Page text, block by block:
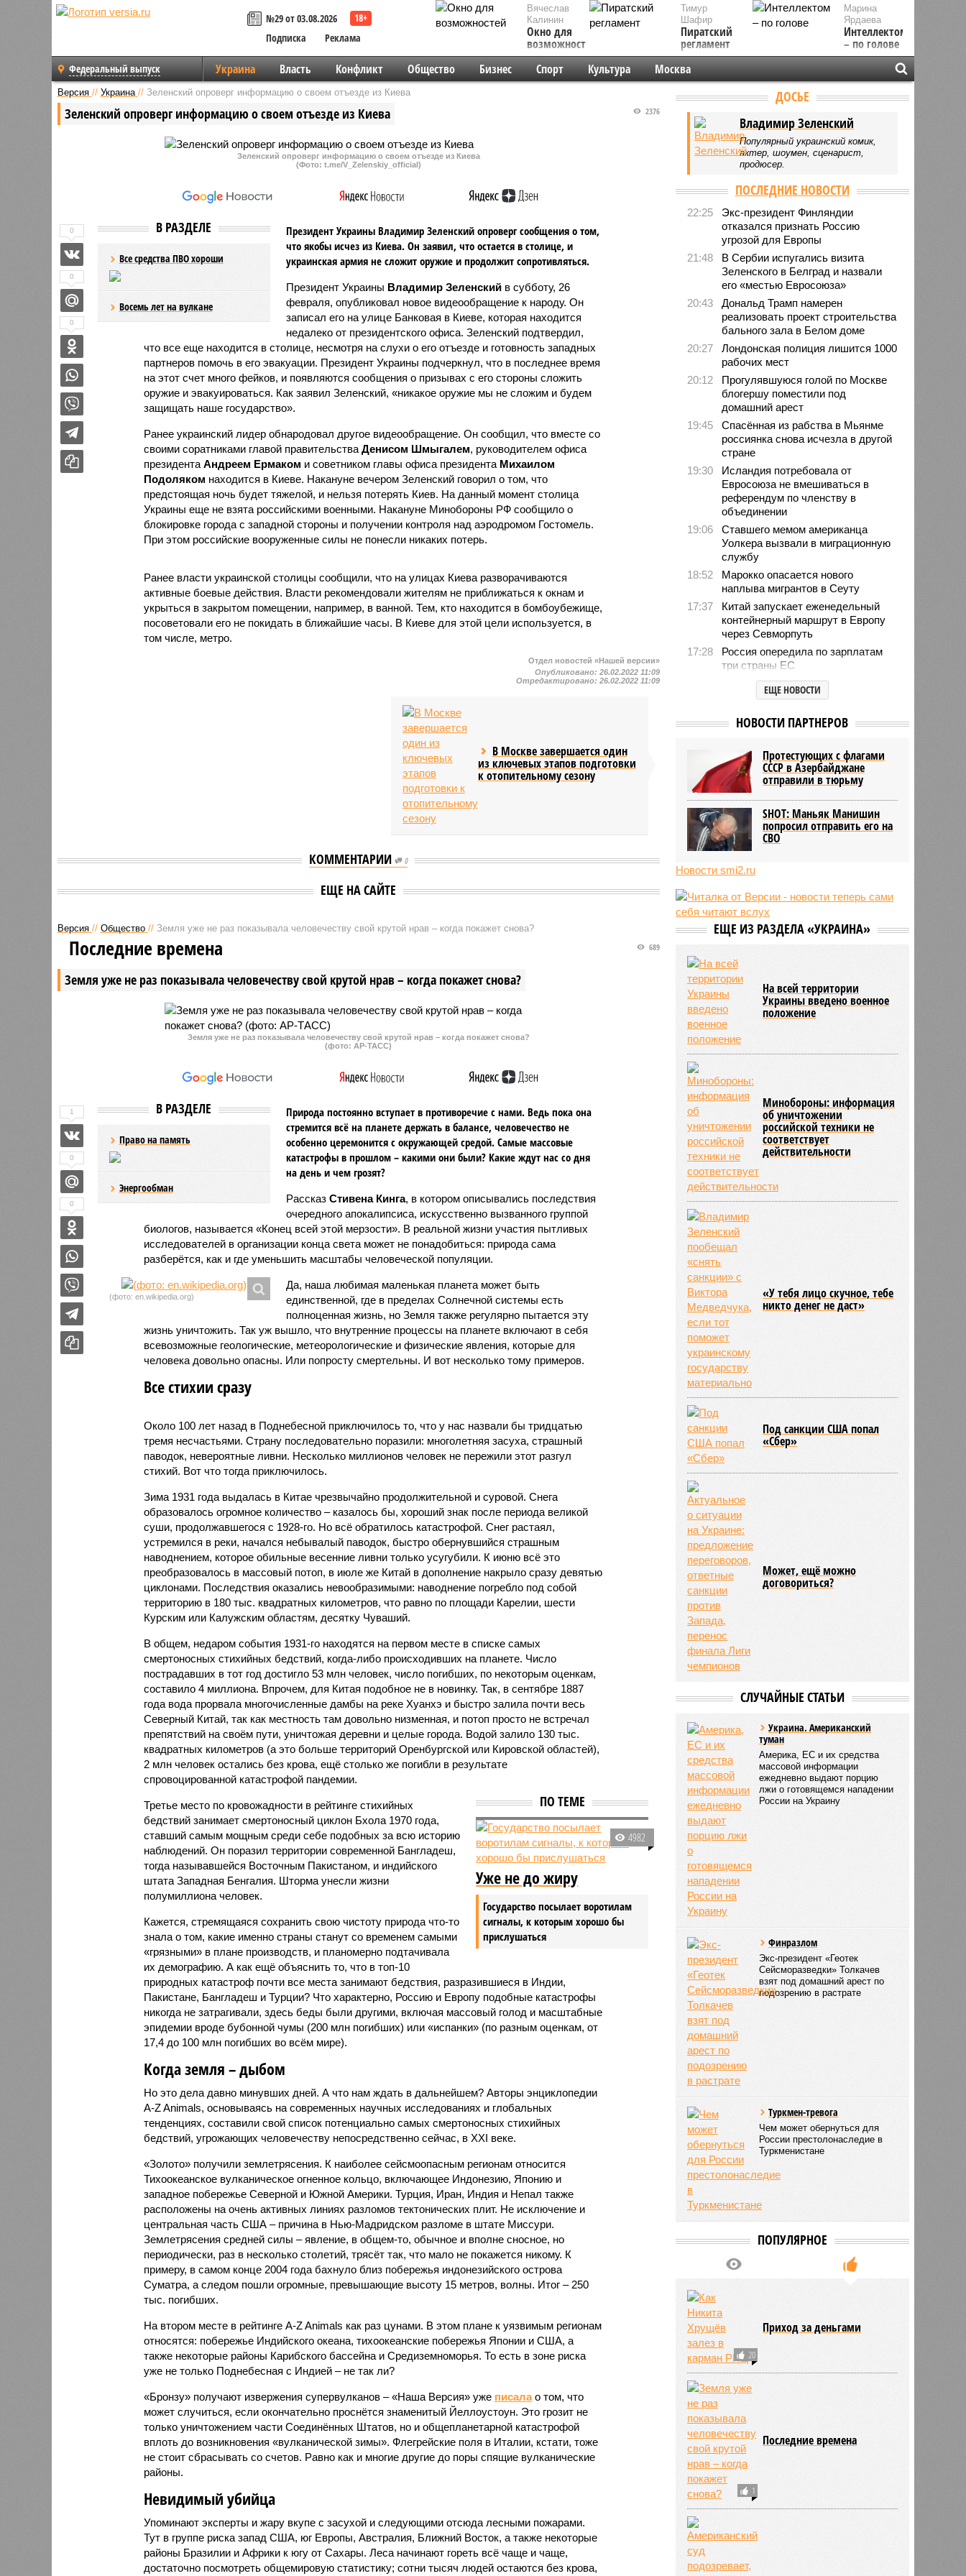
№29 от 03.08.2026
Подписка
Реклама
Вячеслав
Калинин
Окно для
возможностей
Марина
Ярдаева
Интеллектом
– по голове
Тимур
Шафир
Пиратский
регламент
Федеральный выпуск Украина Власть Конфликт Общество Бизнес Спорт Культура Москва
Версия // Украина // Зеленский опроверг информацию о своем отъезде из Киева
Зеленский опроверг информацию о своем отъезде из Киева 2376
Зеленский опроверг информацию о своем отъезде из Киева
(Фото: t.me/V_Zelenskiy_official)
В РАЗДЕЛЕ
Все средства ПВО хороши
Восемь лет на вулкане
Президент Украины Владимир Зеленский опроверг сообщения о том,
что якобы исчез из Киева. Он заявил, что остается в столице, и
украинская армия не сложит оружие и продолжит сопротивляться.
Президент Украины Владимир Зеленскийв субботу, 26
февраля, опубликовал новое видеообращение к народу. Он
записал его на улице Банковая в Киеве, которая находится
недалеко от президентского офиса. Зеленский подтвердил,
что все еще находится в столице, несмотря на слухи о его отъезде и готовность западных
партнеров помочь в его эвакуации. Президент Украины подчеркнул, что в последнее время
на этот счет много фейков, и появляются сообщения о призывах с его стороны сложить
оружие и эвакуироваться. Как заявил Зеленский, «никакое оружие мы не сложим и будем
защищать наше государство».
Ранее украинский лидер обнародовал другое видеообращение. Он сообщил, что вместе со
своими соратниками главой правительства Денисом Шмыгалем, руководителем офиса
президента Андреем Ермаком и советником главы офиса президента Михаилом
Подоляком находится в Киеве. Накануне вечером Зеленский говорил о том, что
предстоящая ночь будет тяжелой, и нельзя потерять Киев. На данный момент столица
Украины еще не взята российскими военными. Накануне Минобороны РФ сообщило о
блокировке города с западной стороны и получении контроля над аэродромом Гостомель.
При этом российские вооруженные силы не понесли никаких потерь.
Ранее власти украинской столицы сообщили, что на улицах Киева разворачиваются
активные боевые действия. Власти рекомендовали жителям не приближаться к окнам и
укрыться в закрытом помещении, например, в ванной. Тем, кто находится в бомбоубежище,
посоветовали его не покидать в ближайшие часы. В Киеве для этой цели используется, в
том числе, метро.
0
0
0
Отдел новостей «Нашей версии»
Опубликовано:26.02.2022 11:09
Отредактировано:26.02.2022 11:09
В Москве завершается один
из ключевых этапов подготовки
к отопительному сезону
КОММЕНТАРИИ 0
ЕЩЕ НА САЙТЕ
Версия // Общество // Земля уже не раз показывала человечеству свой крутой нрав – когда покажет снова?
Земля уже не раз показывала человечеству свой крутой нрав – когда покажет снова?
689
Последние времена
Земля уже не раз показывала человечеству свой крутой нрав – когда покажет снова?
(фото: АР-ТАСС)
В РАЗДЕЛЕ
Право на память
Энергообман
Природа постоянно вступает в противоречие с нами. Ведь пока она
стремится всё на планете держать в балансе, человечество не
особенно церемонится с окружающей средой. Самые массовые
катастрофы в прошлом – какими они были? Какие ждут нас со дня
на день и чем грозят?
Рассказ Стивена Кинга, в котором описывались последствия
очередного апокалипсиса, искусственно вызванного группой
биологов, называется «Конец всей этой мерзости». В реальной жизни участия пытливых
исследователей в организации конца света может не понадобиться: природа сама
разберётся, как и где уменьшить масштабы человеческой популяции.
(фото: en.wikipedia.org)
Да, наша любимая маленькая планета может быть
единственной, где в пределах Солнечной системы есть
полноценная жизнь, но Земля также регулярно пытается эту
жизнь уничтожить. Так уж вышло, что внутренние процессы на планете включают в себя
всевозможные геологические, метеорологические и физические явления, которые для
человека довольно опасны. Или попросту смертельны. И вот несколько тому примеров.
Все стихии сразу
Около 100 лет назад в Поднебесной приключилось то, что у нас назвали бы тридцатью
тремя несчастьями. Страну последовательно поразили: многолетняя засуха, страшный
паводок, невероятные ливни. Несколько миллионов человек не пережили этот разгул
стихий. Вот что тогда приключилось.
Зима 1931 года выдалась в Китае чрезвычайно продолжительной и суровой. Снега
образовалось огромное количество – казалось бы, хороший знак после периода великой
суши, продолжавшегося с 1928-го. Но всё обратилось катастрофой. Снег растаял,
устремился в реки, начался небывалый паводок, быстро обернувшийся страшным
наводнением, которое обильные весенние ливни только усугубили. К июню всё это
преобразовалось в массовый потоп, в июле же Китай в дополнение накрыло сразу девятью
циклонами. Последствия оказались невообразимыми: наводнение погребло под собой
территорию в 180 тыс. квадратных километров, что равно по площади Карелии, шести
Курским или Калужским областям, десятку Чуваший.
В общем, недаром события 1931-го находятся на первом месте в списке самых
смертоносных стихийных бедствий, когда-либо происходивших на планете. Число
пострадавших в тот год достигло 53 млн человек, число погибших, по некоторым оценкам,
составило 4 миллиона. Впрочем, для Китая подобное не в новинку. Так, в сентябре 1887
года вода прорвала многочисленные дамбы на реке Хуанхэ и быстро залила почти весь
Северный Китай, так как местность там довольно низменная, и потоп просто не встречал
препятствий на своём пути, уничтожая деревни и целые города. Водой залило 130 тыс.
квадратных километров (а это больше территорий Оренбургской или Кировской областей),
2 млн человек остались без крова, ещё столько же погибли в результате
спровоцированной катастрофой пандемии.
ПО ТЕМЕ
4982
Уже не до жиру
Государство посылает воротилам
сигналы, к которым хорошо бы
прислушаться
Третье место по кровожадности в рейтинге стихийных
бедствий занимает смертоносный циклон Бхола 1970 года,
ставший самым мощным среди себе подобных за всю историю
наблюдений. Он поразил территории современной Бангладеш,
тогда называвшейся Восточным Пакистаном, и индийского
штата Западная Бенгалия. Шторма унесли жизни
полумиллиона человек.
Кажется, стремящаяся сохранить свою чистоту природа что-то
знала о том, какие именно страны станут со временем самыми
«грязными» в плане производств, и планомерно подтачивала
их демографию. А как ещё объяснить то, что в топ-10
природных катастроф почти все места занимают бедствия, разразившиеся в Индии,
Пакистане, Бангладеш и Турции? Что характерно, Россию и Европу подобные катастрофы
никогда не затрагивали, здесь беды были другими, включая массовый голод и масштабные
эпидемии вроде бубонной чумы (200 млн погибших) или «испанки» (по разным оценкам, от
17,4 до 100 млн погибших во всём мире).
Когда земля – дыбом
Но это дела давно минувших дней. А что нам ждать в дальнейшем? Авторы энциклопедии
A-Z Animals, основываясь на современных научных исследованиях и глобальных
тенденциях, составили свой список потенциально самых смертоносных стихийных
бедствий, угрожающих человечеству непосредственно сейчас, в XXI веке.
«Золото» получили землетрясения. К наиболее сейсмоопасным регионам относится
Тихоокеанское вулканическое огненное кольцо, включающее Индонезию, Японию и
западное побережье Северной и Южной Америки. Турция, Иран, Индия и Непал также
расположены на очень активных линиях разломов тектонических плит. Не исключение и
центральная часть США – причина в Нью-Мадридском разломе в штате Миссури.
Землетрясения средней силы – явление, в общем-то, обычное и вполне сносное, но
периодически, раз в несколько столетий, трясёт так, что мало не покажется никому. К
примеру, в самом конце 2004 года бахнуло близ побережья индонезийского острова
Суматра, а следом пошли огромные, превышающие высоту 15 метров, волны. Итог – 250
тыс. погибших.
На втором месте в рейтинге A-Z Animals как раз цунами. В этом плане к уязвимым регионам
относятся: побережье Индийского океана, тихо­океанские побережья Японии и США, а
также некоторые районы Карибского бассейна и Средиземноморья. То есть в зоне риска
уже не только Поднебесная с Индией – не так ли?
«Бронзу» получают извержения супервулканов – «Наша Версия» уже писалао том, что
может случиться, если окончательно проснётся знаменитый Йеллоустоун. Это грозит не
только уничтожением части Соединённых Штатов, но и общепланетарной катастрофой
вплоть до возникновения «вулканической зимы». Флегрейские поля в Италии, кстати, тоже
не стоит сбрасывать со счетов. Равно как и многие другие до поры спящие вулканические
районы.
Невидимый убийца
Упоминают эксперты и жару вкупе с засухой и следующими отсюда лесными пожарами.
Тут в группе риска запад США, юг Европы, Австралия, Ближний Восток, а также некоторые
районы Бразилии и Африки к югу от Сахары. Леса начинают гореть всё чаще и чаще,
достаточно посмотреть общемировую статистику; сотни тысяч людей остаются без крова,
1
0
0
ДОСЬЕ
Владимир Зеленский
Популярный украинский комик,
актер, шоумен, сценарист,
продюсер.
ПОСЛЕДНИЕ НОВОСТИ
22:25
Экс-президент Финляндии
отказался признать Россию
угрозой для Европы
21:48
В Сербии испугались визита
Зеленского в Белград и назвали
его «местью Евросоюза»
20:43
Дональд Трамп намерен
реализовать проект строительства
бального зала в Белом доме
20:27
Лондонская полиция лишится 1000
рабочих мест
20:12
Прогулявшуюся голой по Москве
блогершу поместили под
домашний арест
19:45
Спасённая из рабства в Мьянме
россиянка снова исчезла в другой
стране
19:30
Исландия потребовала от
Евросоюза не вмешиваться в
референдум по членству в
объединении
19:06
Ставшего мемом американца
Уолкера вызвали в миграционную
службу
18:52
Марокко опасается нового
наплыва мигрантов в Сеуту
17:37
Китай запускает еженедельный
контейнерный маршрут в Европу
через Севморпуть
17:28
Россия опередила по зарплатам
три страны ЕС
Александр Лукашенко призвал
белорусов скупать пустующие
14:49
Девушка объяснила убийство
Сергей Миронов выступил за
увеличение пенсий детям,
потерявшим родителей
13:56
Финляндия захотела использовать
приграничные болота против
России
ЕЩЕ НОВОСТИ
НОВОСТИ ПАРТНЕРОВ
Протестующих с флагами
СССР в Азербайджане
отправили в тюрьму
SHOT: Маньяк Манишин
попросил отправить его на
СВО
Новости smi2.ru
ЕЩЕ ИЗ РАЗДЕЛА «УКРАИНА»
На всей территории
Украины введено военное
положение
Минобороны: информация
об уничтожении
российской техники не
соответствует
действительности
«У тебя лицо скучное, тебе
никто денег не даст»
Под санкции США попал
«Сбер»
Может, ещё можно
договориться?
СЛУЧАЙНЫЕ СТАТЬИ
Украина. Американский
туман
Америка, ЕС и их средства
массовой информации
ежедневно выдают порцию
лжи о готовящемся нападении
России на Украину
Финразлом
Экс-президент «Геотек
Сейсморазведки» Толкачев
взят под домашний арест по
подозрению в растрате
Туркмен-тревога
Чем может обернуться для
России престолонаследие в
Туркменистане
ПОПУЛЯРНОЕ
20
Приход за деньгами
1
Последние времена